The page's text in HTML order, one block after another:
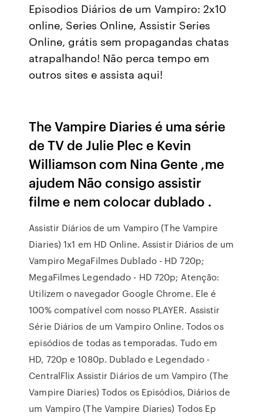
Episodios Diários de um Vampiro: 2x10
online, Series Online, Assistir Series
Online, grátis sem propagandas chatas
atrapalhando! Não perca tempo em
outros sites e assista aqui!
The Vampire Diaries é uma série
de TV de Julie Plec e Kevin
Williamson com Nina Gente ,me
ajudem Não consigo assistir
filme e nem colocar dublado .
Assistir Diários de um Vampiro (The Vampire
Diaries) 1x1 em HD Online. Assistir Diários de um
Vampiro MegaFilmes Dublado - HD 720p;
MegaFilmes Legendado - HD 720p; Atenção:
Utilizem o navegador Google Chrome. Ele é
100% compatível com nosso PLAYER. Assistir
Série Diários de um Vampiro Online. Todos os
episódios de todas as temporadas. Tudo em
HD, 720p e 1080p. Dublado e Legendado -
CentralFlix Assistir Diários de um Vampiro (The
Vampire Diaries) Todos os Episódios, Diários de
um Vampiro (The Vampire Diaries) Todos Ep